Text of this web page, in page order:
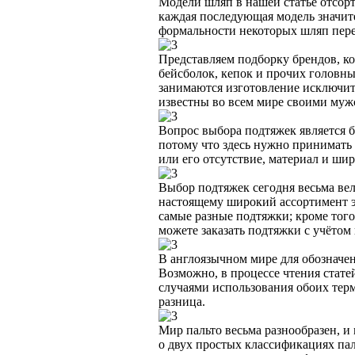
каждая последующая модель
формальности некоторых шляп
Представляем подборку брендов,
бейсболок, кепок и прочих
занимаются изготовление
известны во всем мире своими
Вопрос выбора подтяжек
потому что здесь нужно
или его отсутствие, материал и
Выбор подтяжек сегодня весьма
настоящему широкий ассортимент
самые разные подтяжки; кроме
можете заказать подтяжки с
В англоязычном мире для
Возможно, в процессе чтения
случаями использования обоих
разница.
Мир пальто весьма разнообразен,
о двух простых классификациях